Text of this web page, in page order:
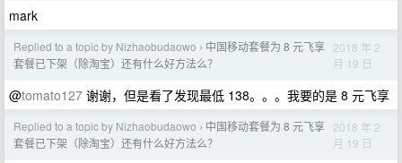
mark
Replied to a topic by Nizhaobudaowo › 中国移动套餐为 8 元飞享
套餐已下架（除淘宝）还有什么好方法么？
2018 年 2
月 19 日
@tomato127 谢谢，但是看了发现最低 138。。。我要的是 8 元飞享
Replied to a topic by Nizhaobudaowo › 中国移动套餐为 8 元飞享
套餐已下架（除淘宝）还有什么好方法么？
2018 年 2
月 19 日